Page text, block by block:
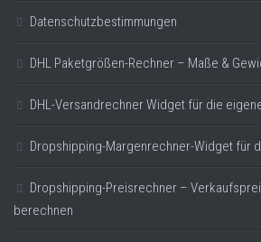
Datenschutzbestimmungen
DHL Paketgrößen-Rechner – Maße &
DHL-Versandrechner Widget für die
Dropshipping-Margenrechner-Widget für
Dropshipping-Preisrechner –
berechnen